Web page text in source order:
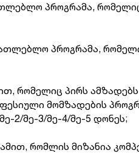
პროგრამა,
პროგრამა,
რომელიც პირს
მომზადების
2/მე-3/მე-4/მე-5 დონეს;
რომლის მიზანია